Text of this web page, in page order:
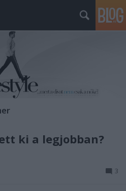
ki a legjobban?
3